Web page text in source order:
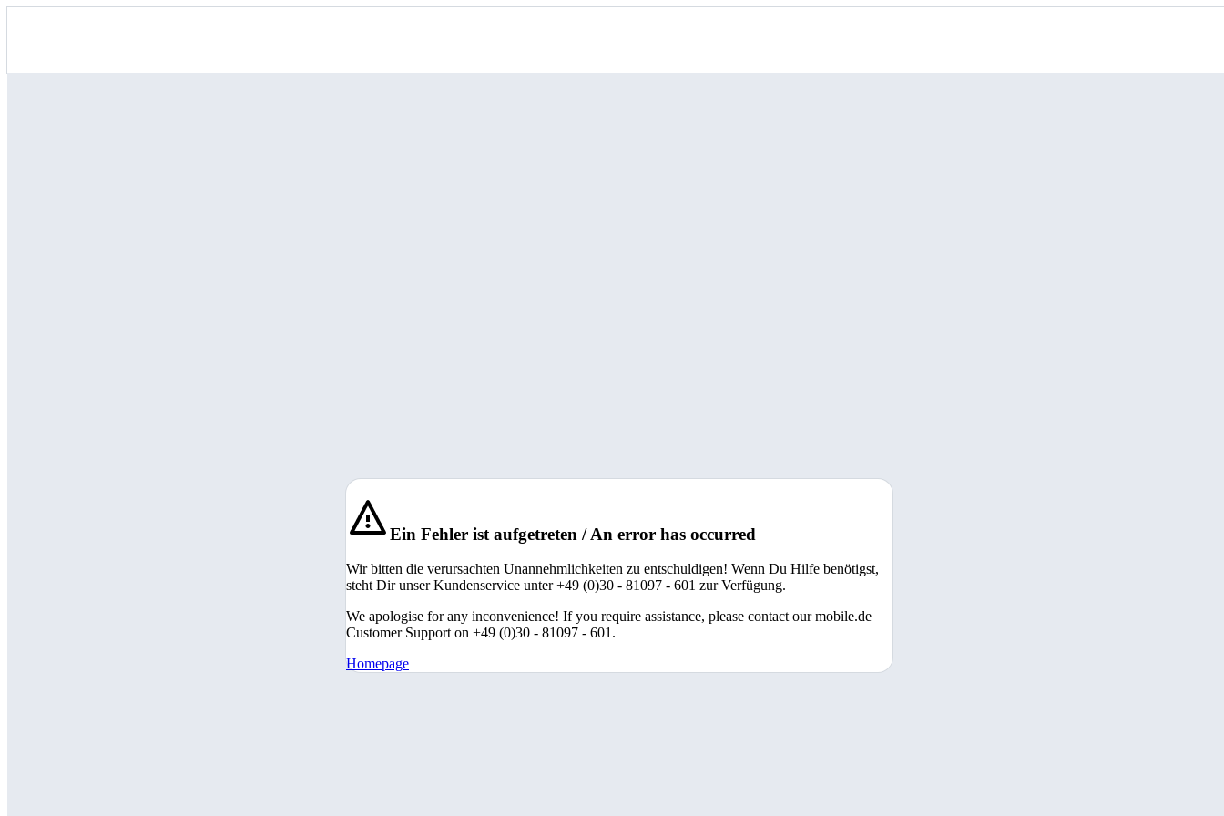
Ein Fehler ist aufgetreten / An error has occurred
Wir bitten die verursachten Unannehmlichkeiten zu entschuldigen! Wenn Du Hilfe benötigst,
steht Dir unser Kundenservice unter +49 (0)30 - 81097 - 601 zur Verfügung.
We apologise for any inconvenience! If you require assistance, please contact our mobile.de
Customer Support on +49 (0)30 - 81097 - 601.
Homepage